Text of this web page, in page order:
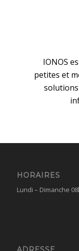
IONOS
petites et
solutions
HORAIRES
Lundi – Dimanche